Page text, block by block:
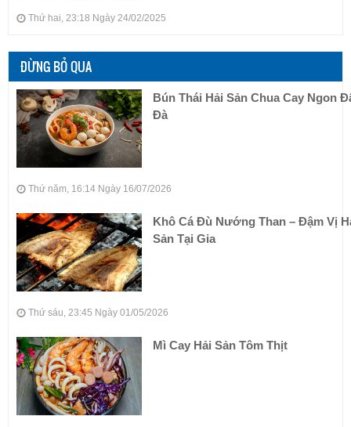
Thứ hai, 23:18 Ngày 24/02/2025
ĐỪNG BỎ QUA
Bún Thái Hải Sản Chua Cay Ngon
Đà
Thứ năm, 16:14 Ngày 16/07/2026
Khô Cá Đù Nướng Than – Đậm Vị
Sản Tại Gia
Thứ sáu, 23:45 Ngày 01/05/2026
Mì Cay Hải Sản Tôm Thịt